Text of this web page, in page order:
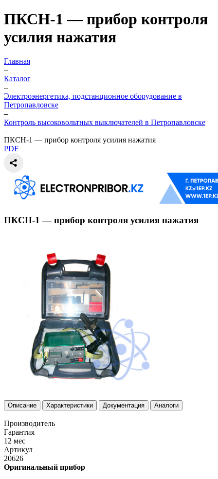
ПКСН-1 — прибор контроля
усилия нажатия
Главная
–
Каталог
–
Электроэнергетика, подстанционное оборудование в
Петропавловске
–
Контроль высоковольтных выключателей в Петропавловске
–
ПКСН-1 — прибор контроля усилия нажатия
PDF
ПКСН-1 — прибор контроля усилия нажатия
Описание Характеристики Документация Аналоги
Производитель
Гарантия
12 мес
Артикул
20626
Оригинальный прибор